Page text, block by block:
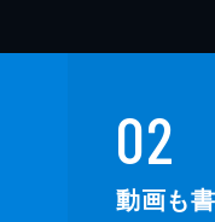
02
動画も